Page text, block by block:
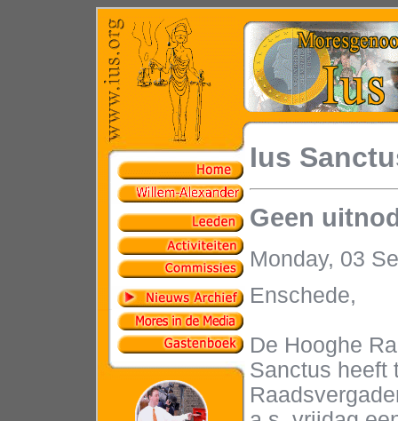
Ius
Geen
Monday, 03
Enschede,
De Hooghe
Sanctus heeft